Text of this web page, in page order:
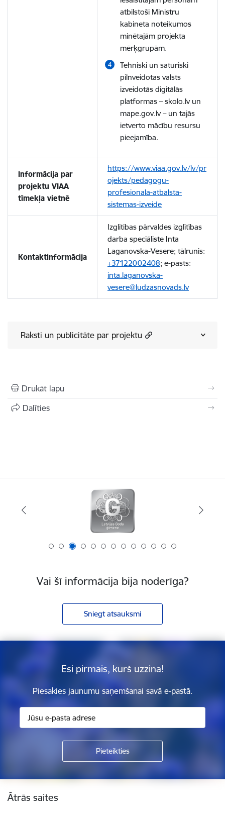
atbilstoši Ministru
kabineta noteikumos
minētajām projekta
mērķgrupām.
Tehniski un saturiski
pilnveidotas valsts
izveidotās digitālās
platformas – skolo.lv un
mape.gov.lv – un tajās
ietverto mācību resursu
pieejamība.
Informācija par
projektu VIAA
tīmekļa vietnē
https://www.viaa.gov.lv/lv/pr
ojekts/pedagogu-
profesionala-atbalsta-
sistemas-izveide
Kontaktinformācija
Izglītības pārvaldes izglītības
darba speciāliste Inta
Laganovska-Vesere; tālrunis:
+37122002408; e-pasts:
inta.laganovska-
vesere@ludzasnovads.lv
Raksti un publicitāte par projektu
Drukāt lapu
Dalīties
Vai šī informācija bija noderīga?
Sniegt atsauksmi
Esi pirmais, kurš uzzina!
Piesakies jaunumu saņemšanai savā e-pastā.
Kājene
Ātrās saites